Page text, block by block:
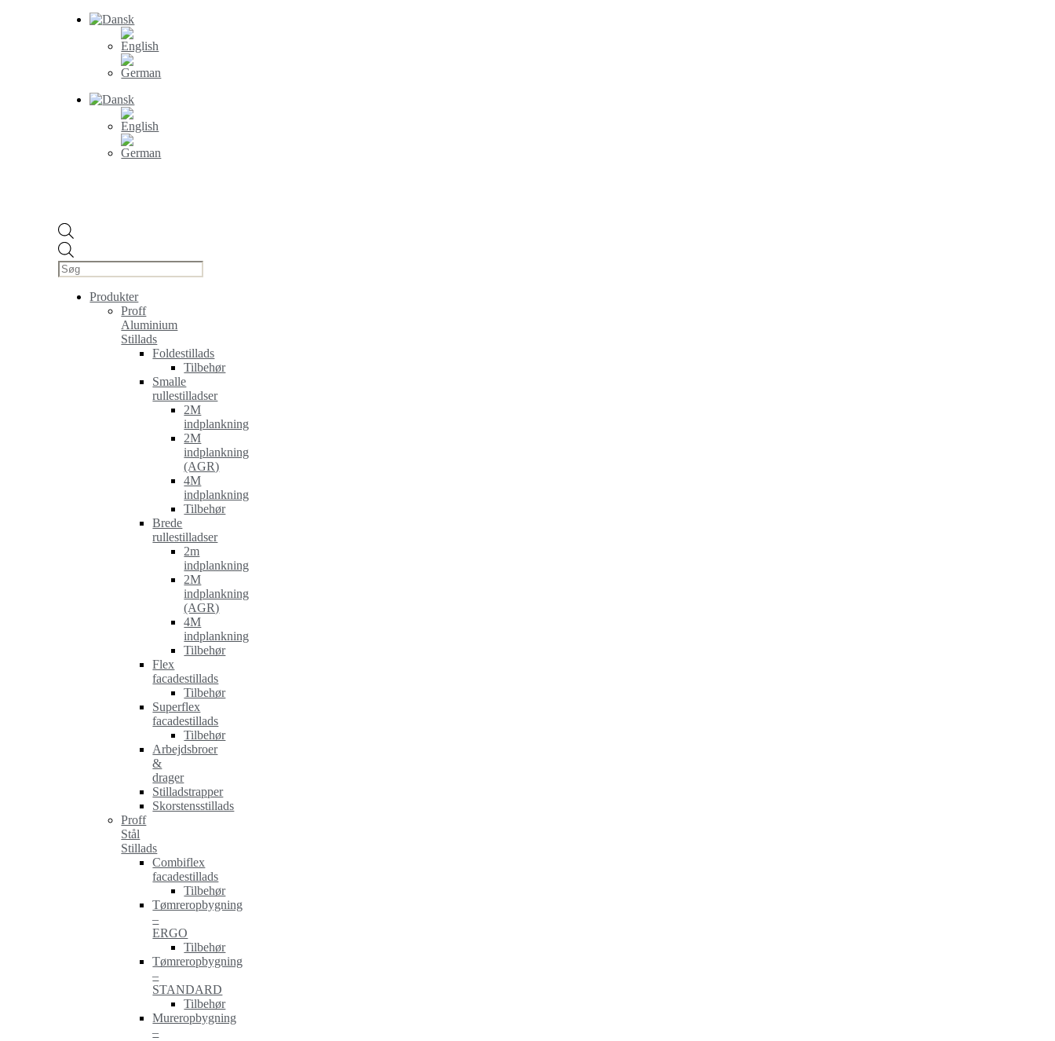
search
Produkter
Proff
Aluminium
Stillads
Foldestillads
Tilbehør
Smalle
rullestilladser
2M
indplankning
2M
indplankning
(AGR)
4M
indplankning
Tilbehør
Brede
rullestilladser
2m
indplankning
2M
indplankning
(AGR)
4M
indplankning
Tilbehør
Flex
facadestillads
Tilbehør
Superflex
facadestillads
Tilbehør
Arbejdsbroer
&
drager
Stilladstrapper
Skorstensstillads
Proff
Stål
Stillads
Combiflex
facadestillads
Tilbehør
Tømreropbygning
–
ERGO
Tilbehør
Tømreropbygning
–
STANDARD
Tilbehør
Mureropbygning
–